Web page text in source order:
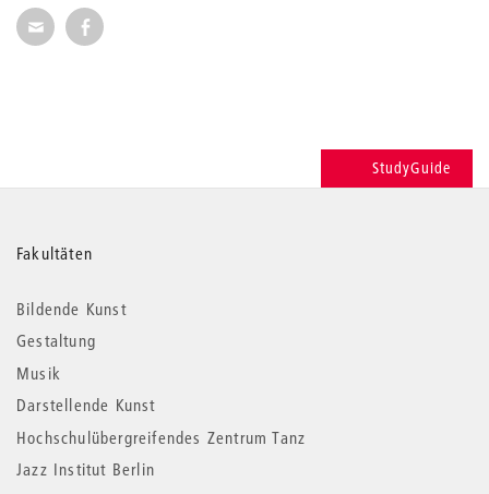
Seite per E-Mail weiterempfehlen
Seite auf Facebook weiterempfehlen
StudyGuide
Weitere
Informationen
Fakultäten
Bildende Kunst
Gestaltung
Musik
Darstellende Kunst
Hochschulübergreifendes Zentrum Tanz
Jazz Institut Berlin